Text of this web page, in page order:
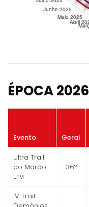
ÉPOCA 2026
Evento Geral
Ultra Trail
do Marão
UTM
36º
IV Trail